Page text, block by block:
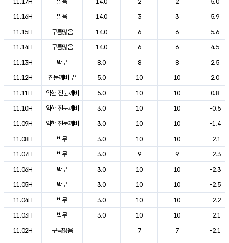
11.16H
맑음 14.0 3 3
5.9
11.15H
구름많음 14.0 6 6
5.6
11.14H
구름많음 14.0 6 6
4.5
11.13H
박무 8.0 8 8
2.5
11.12H
진눈깨비 끝 5.0 10 10
2.0
11.11H
약한 진눈깨비 5.0 10 10
0.8
11.10H
약한 진눈깨비 3.0 10 10
-0.5
11.09H
약한 진눈깨비 3.0 10 10
-1.4
11.08H
박무 3.0 10 10
-2.1
11.07H
박무 3.0 9 9
-2.3
11.06H
박무 3.0 10 10
-2.3
11.05H
박무 3.0 10 10
-2.5
11.04H
박무 3.0 10 10
-2.2
11.03H
박무 3.0 10 10
-2.1
11.02H
구름많음 7 7
-2.1